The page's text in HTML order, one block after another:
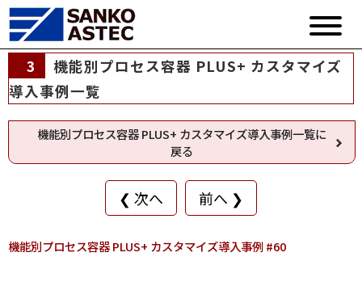
3
機能別プロセス容器 PLUS+ カスタマイズ
導入事例一覧
機能別プロセス容器 PLUS+ カスタマイズ導入事例一覧に
戻る
❮ 次へ 前へ ❯
機能別プロセス容器 PLUS+ カスタマイズ導入事例 #60